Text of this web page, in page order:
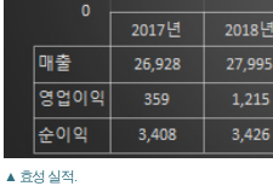
▲ 효성 실적.